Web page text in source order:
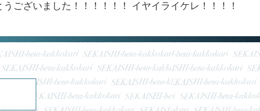
ございました！！！！！！ イヤイライケレ！！！！